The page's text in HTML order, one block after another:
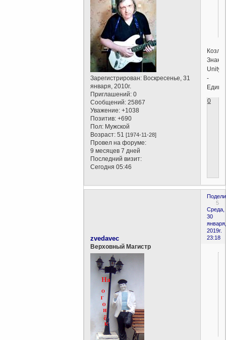
Зарегистрирован: Воскресенье, 31
января, 2010г.
Приглашений: 0
Сообщений: 25867
Уважение: +1038
Позитив: +690
Пол: Мужской
Возраст: 51[1974-11-28]
Провел на форуме:
9 месяцев 7 дней
Последний визит:
Сегодня 05:46
Знак
Unity
-
0
5
Среда,
30
января,
2019г.
23:18
zvedavec
Верховный Магистр